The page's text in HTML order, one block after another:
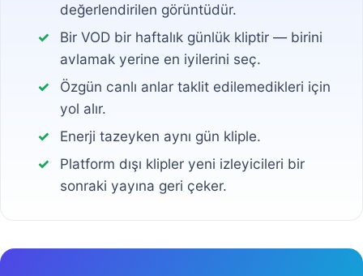
değerlendirilen görüntüdür.
Bir VOD bir haftalık günlük kliptir — birini
avlamak yerine en iyilerini seç.
Özgün canlı anlar taklit edilemedikleri için
yol alır.
Enerji tazeyken aynı gün kliple.
Platform dışı klipler yeni izleyicileri bir
sonraki yayına geri çeker.